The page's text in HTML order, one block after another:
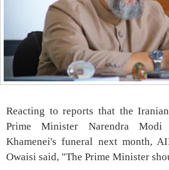
Reacting to reports that the
Prime Minister Narendra
Khamenei's funeral next month,
Owaisi said, "The Prime Minister